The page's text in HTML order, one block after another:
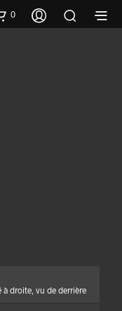
0
à droite, vu de derrière